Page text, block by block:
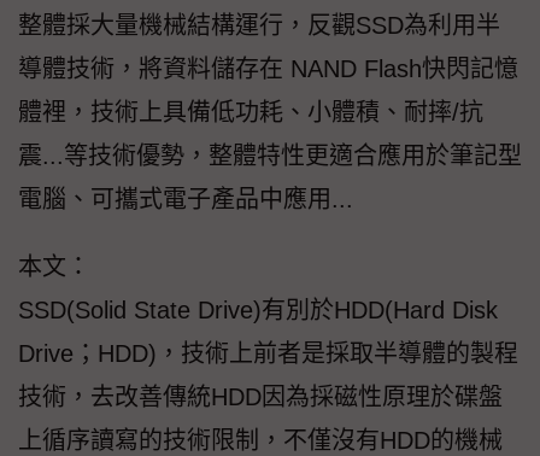
整體採大量機械結構運行，反觀SSD為利用半
導體技術，將資料儲存在 NAND Flash快閃記憶
體裡，技術上具備低功耗、小體積、耐摔/抗
震...等技術優勢，整體特性更適合應用於筆記型
電腦、可攜式電子產品中應用...
本文：
SSD(Solid State Drive)有別於HDD(Hard Disk
Drive；HDD)，技術上前者是採取半導體的製程
技術，去改善傳統HDD因為採磁性原理於碟盤
上循序讀寫的技術限制，不僅沒有HDD的機械